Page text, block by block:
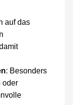
auf das
: Besonders
oder